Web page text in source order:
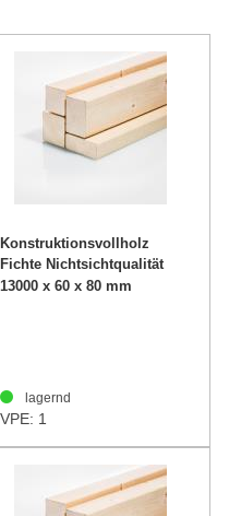
Konstruktionsvollholz
Fichte Nichtsichtqualität
60/80mm
13000 x 60 x 80 mm
lagernd
VPE: 1